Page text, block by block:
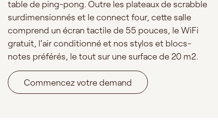
table de ping-pong. Outre les plateaux de scrabble
surdimensionnés et le connect four, cette salle
comprend un écran tactile de 55 pouces, le WiFi
gratuit, l'air conditionné et nos stylos et blocs-
notes préférés, le tout sur une surface de 20 m2.
Commencez votre demand